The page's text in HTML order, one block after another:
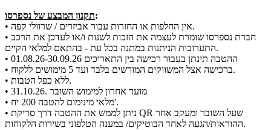
תקנון המבצע של נספרסו:
• אין החלפות או החזרות עבור אביזרים / שרוולי קפה.
• חברת נספרסו שומרת לעצמה את הזכות לשנות ו/או לעדכן את הרכב
התערובות הניתנות במתנה בכל עת - בהתאם למלאי הקיים.
• ההטבה תינתן בעבור רכישה בין התאריכים 01.08.26-30.09.26
• ברכישה אצל המשווקים המורשים בלבד ועד 5 מימושים ללקוח.
• ללא כפל הטבות.
• מועד אחרון למימוש השובר .31.10.26
• מלאי מינימום להטבה 200 יח'.
• ניתן לממש את ההטבה דרך סריקת QR שעל השובר ומעקב אחר
ההוראות/הגעה לאחד הבוטיקים/ במענה הטלפוני בשירות הלקוחות.